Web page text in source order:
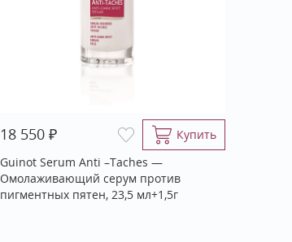
18 550₽
Купить
Guinot Serum Anti –Taches —
Омолаживающий серум против
пигментных пятен, 23,5 мл+1,5г